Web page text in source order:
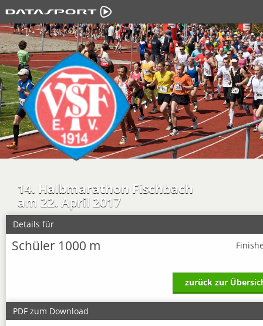
14. Halbmarathon Fischbach
am 22. April 2017
Details für
Schüler 1000 m
zurück zur
PDF zum Download